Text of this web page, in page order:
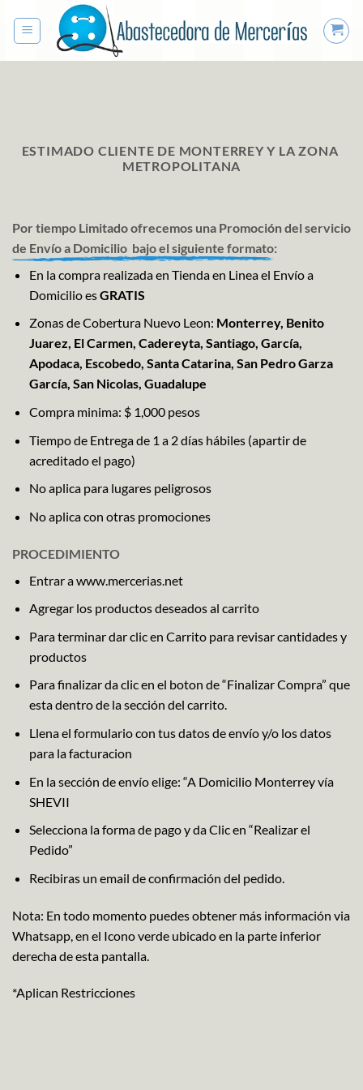
ESTIMADO CLIENTE DE MONTERREY Y LA ZONA
METROPOLITANA
Por tiempo Limitado ofrecemos una Promoción del servicio
de Envío a Domicilio bajo el siguiente formato:
En la compra realizada en Tienda en Linea el Envío a
Domicilio esGRATIS
Zonas de Cobertura Nuevo Leon: Monterrey, Benito
Juarez, El Carmen, Cadereyta, Santiago, García,
Apodaca, Escobedo, Santa Catarina, San Pedro Garza
García, San Nicolas, Guadalupe
Compra minima: $ 1,000 pesos
Tiempo de Entrega de 1 a 2 días hábiles (apartir de
acreditado el pago)
No aplica para lugares peligrosos
No aplica con otras promociones
PROCEDIMIENTO
Entrar a www.mercerias.net
Agregar los productos deseados al carrito
Para terminar dar clic en Carrito para revisar cantidades y
productos
Para finalizar da clic en el boton de “Finalizar Compra” que
esta dentro de la sección del carrito.
Llena el formulario con tus datos de envío y/o los datos
para la facturacion
En la sección de envío elige: “A Domicilio Monterrey vía
SHEVII
Selecciona la forma de pago y da Clic en “Realizar el
Pedido”
Recibiras un email de confirmación del pedido.
Nota: En todo momento puedes obtener más información via
Whatsapp, en el Icono verde ubicado en la parte inferior
derecha de esta pantalla.
*Aplican Restricciones